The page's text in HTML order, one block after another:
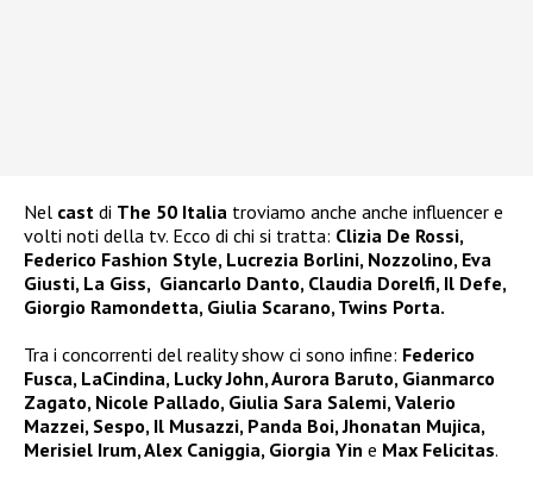
Nel cast di The 50 Italia troviamo anche anche influencer e
volti noti della tv. Ecco di chi si tratta: Clizia De Rossi,
Federico Fashion Style, Lucrezia Borlini, Nozzolino, Eva
Giusti, La Giss, Giancarlo Danto, Claudia Dorelfi, Il Defe,
Giorgio Ramondetta, Giulia Scarano, Twins Porta.
Tra i concorrenti del reality show ci sono infine: Federico
Fusca, LaCindina, Lucky John, Aurora Baruto, Gianmarco
Zagato, Nicole Pallado, Giulia Sara Salemi, Valerio
Mazzei, Sespo, Il Musazzi, Panda Boi, Jhonatan Mujica,
Merisiel Irum, Alex Caniggia, Giorgia Yin e Max Felicitas.